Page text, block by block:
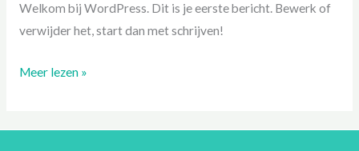
Welkom bij WordPress. Dit is je eerste bericht. Bewerk of
verwijder het, start dan met schrijven!
Meer lezen »